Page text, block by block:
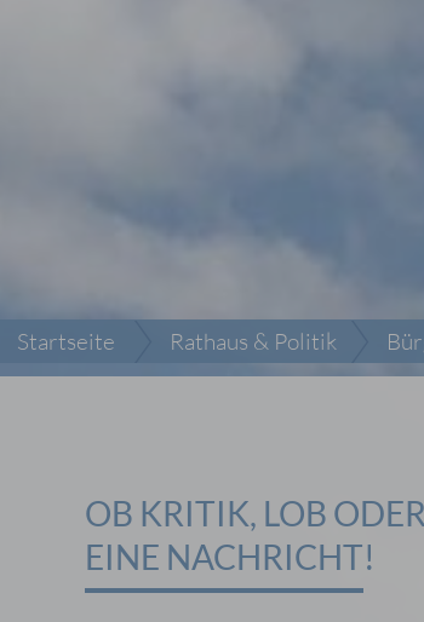
Startseite Rathaus & Politik
OB KRITIK, LOB
EINE NACHRICHT!